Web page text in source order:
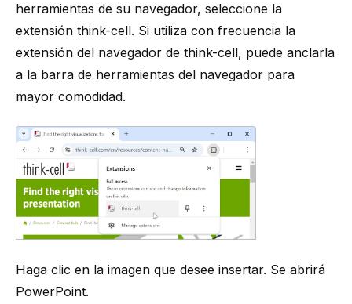
herramientas de su navegador, seleccione la
extensión think-cell. Si utiliza con frecuencia la
extensión del navegador de think-cell, puede anclarla
a la barra de herramientas del navegador para
mayor comodidad.
Haga clic en la imagen que desee insertar. Se abrirá
PowerPoint.